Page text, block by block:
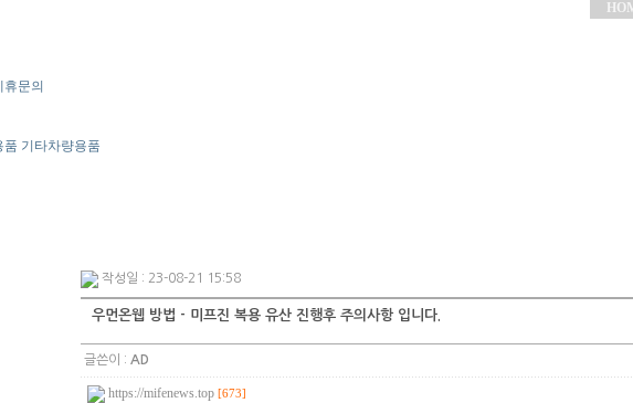
휴문의
품 기타차량용품
작성일 : 23-08-21 15:58
우먼온웹 방법 - 미프진 복용 유산 진행후 주의사항 입니다.
글쓴이 : AD
https://mifenews.top [673]